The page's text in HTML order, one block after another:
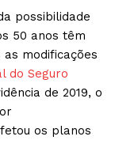
possibilidade
50 anos têm
modificações
do Seguro
de 2019, o
os planos